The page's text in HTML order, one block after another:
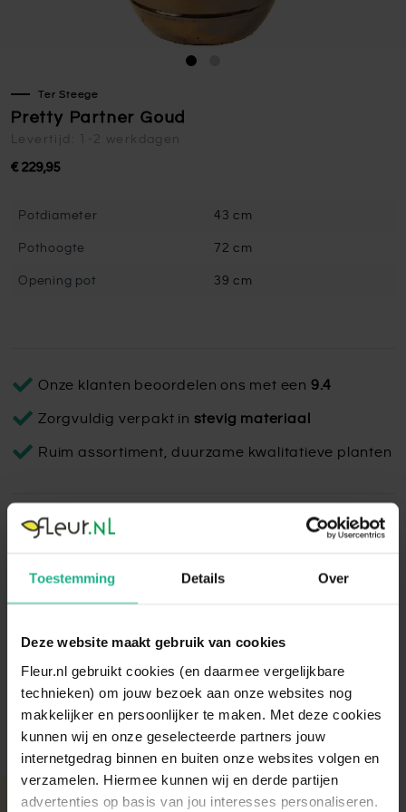
Toestemming Details Over
Deze website maakt gebruik van cookies
Fleur.nl gebruikt cookies (en daarmee vergelijkbare
technieken) om jouw bezoek aan onze websites nog
makkelijker en persoonlijker te maken. Met deze cookies
kunnen wij en onze geselecteerde partners jouw
internetgedrag binnen en buiten onze websites volgen en
verzamelen. Hiermee kunnen wij en derde partijen
advertenties op basis van jou interesses personaliseren.
Ter Steege
Pretty Partner Goud
Levertijd: 1-2 werkdagen
€ 229,95
Potdiameter 43 cm
Pothoogte 72 cm
Opening pot 39 cm
Onze klanten beoordelen ons met een 9.4
Zorgvuldig verpakt in stevig materiaal
Ruim assortiment, duurzame kwalitatieve planten
Pretty Partner Goud
die elk in een verschillende kleur beschikbaar zijn. De
ribbels aan de zijkanten maken het uiterlijk van de potten
Met aandacht verpakt